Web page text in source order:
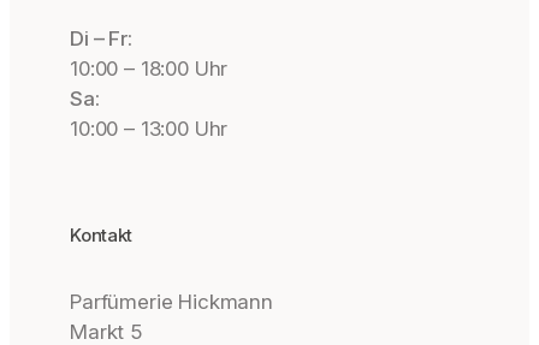
Di – Fr:
10:00 – 18:00 Uhr
Sa:
10:00 – 13:00 Uhr
Kontakt
Parfümerie Hickmann
Markt 5